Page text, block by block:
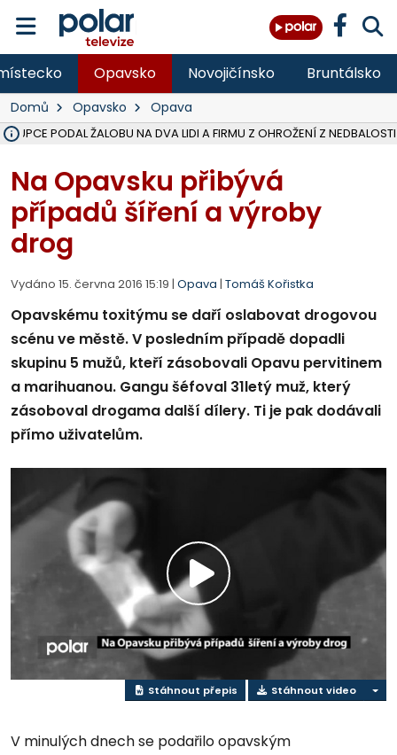
Opavsko Novojičínsko Bruntálsko
Domů Opavsko Opava
PODAL ŽALOBU NA DVA LIDI A FIRMU Z OHROŽENÍ Z NEDBALOSTI
Na Opavsku přibývá
případů šíření a výroby
drog
Vydáno 15. června 2016 15:19 | Opava | Tomáš Kořistka
Opavskému toxitýmu se daří oslabovat drogovou
scénu ve městě. V posledním případě dopadli
skupinu 5 mužů, kteří zásobovali Opavu pervitinem
a marihuanou. Gangu šéfoval 31letý muž, který
zásoboval drogama další dílery. Ti je pak dodávali
přímo uživatelům.
Přehrát
video
Stáhnout přepis Stáhnout video
V minulých dnech se podařilo opavským